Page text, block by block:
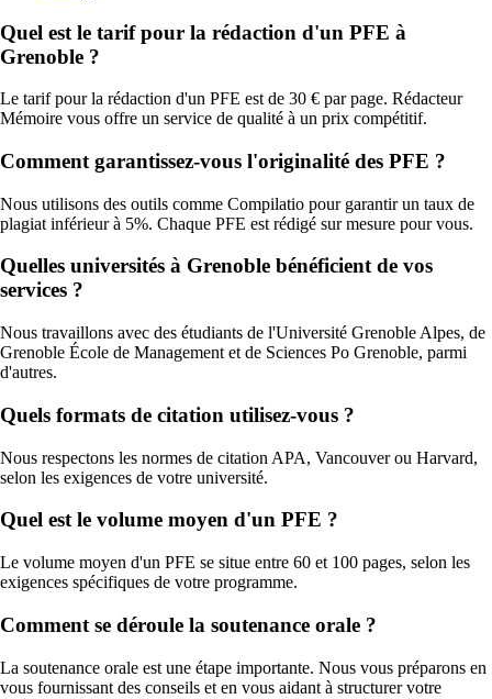
Quel est le tarif pour la rédaction d'un PFE à
Grenoble ?
Le tarif pour la rédaction d'un PFE est de 30 € par page. Rédacteur
Mémoire vous offre un service de qualité à un prix compétitif.
Comment garantissez-vous l'originalité des PFE ?
Nous utilisons des outils comme Compilatio pour garantir un taux de
plagiat inférieur à 5%. Chaque PFE est rédigé sur mesure pour vous.
Quelles universités à Grenoble bénéficient de vos
services ?
Nous travaillons avec des étudiants de l'Université Grenoble Alpes, de
Grenoble École de Management et de Sciences Po Grenoble, parmi
d'autres.
Quels formats de citation utilisez-vous ?
Nous respectons les normes de citation APA, Vancouver ou Harvard,
selon les exigences de votre université.
Quel est le volume moyen d'un PFE ?
Le volume moyen d'un PFE se situe entre 60 et 100 pages, selon les
exigences spécifiques de votre programme.
Comment se déroule la soutenance orale ?
La soutenance orale est une étape importante. Nous vous préparons en
vous fournissant des conseils et en vous aidant à structurer votre